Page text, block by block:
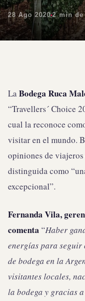
28 Ago 2020 2 min
La Bodega Ruca
“Travellers´ Choice
cual la reconoce
visitar en el mundo.
opiniones de
distinguida como
excepcional”.
Fernanda Vila,
comenta “Haber
energías para seguir
de bodega en la
visitantes locales,
la bodega y gracias